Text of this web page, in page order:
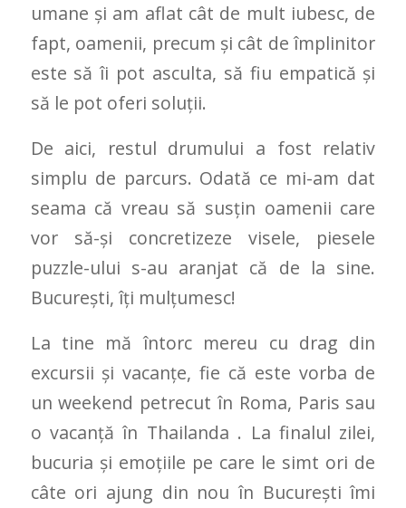
umane și am aflat cât de mult iubesc, de
fapt, oamenii, precum și cât de împlinitor
este să îi pot asculta, să fiu empatică și
să le pot oferi soluții.
De aici, restul drumului a fost relativ
simplu de parcurs. Odată ce mi-am dat
seama că vreau să susțin oamenii care
vor să-și concretizeze visele, piesele
puzzle-ului s-au aranjat că de la sine.
București, îți mulțumesc!
La tine mă întorc mereu cu drag din
excursii și vacanțe, fie că este vorba de
un weekend petrecut în Roma, Paris sau
o vacanță în Thailanda . La finalul zilei,
bucuria și emoțiile pe care le simt ori de
câte ori ajung din nou în București îmi